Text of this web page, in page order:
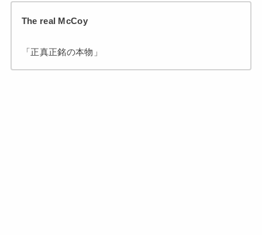
The real McCoy
「正真正銘の本物」